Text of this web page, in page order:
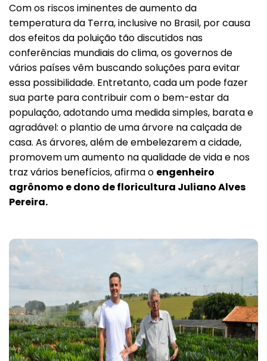
Com os riscos iminentes de aumento da
temperatura da Terra, inclusive no Brasil, por causa
dos efeitos da poluição tão discutidos nas
conferências mundiais do clima, os governos de
vários países vêm buscando soluções para evitar
essa possibilidade. Entretanto, cada um pode fazer
sua parte para contribuir com o bem-estar da
população, adotando uma medida simples, barata e
agradável: o plantio de uma árvore na calçada de
casa. As árvores, além de embelezarem a cidade,
promovem um aumento na qualidade de vida e nos
traz vários benefícios, afirma o engenheiro
agrônomo e dono de floricultura Juliano Alves
Pereira.